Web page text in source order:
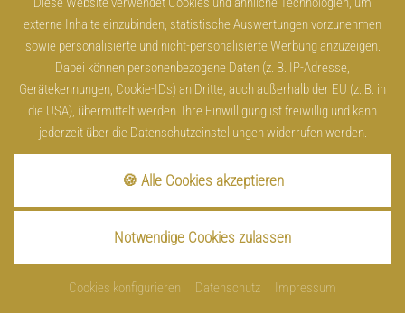
externe Inhalte einzubinden, statistische Auswertungen vorzunehmen
sowie personalisierte und nicht-personalisierte Werbung anzuzeigen.
Dabei können personenbezogene Daten (z. B. IP-Adresse,
Gerätekennungen, Cookie-IDs) an Dritte, auch außerhalb der EU (z. B. in
die USA), übermittelt werden. Ihre Einwilligung ist freiwillig und kann
jederzeit über die Datenschutzeinstellungen widerrufen werden.
🍪 Alle Cookies akzeptieren
Notwendige Cookies zulassen
Cookies konfigurieren Datenschutz Impressum